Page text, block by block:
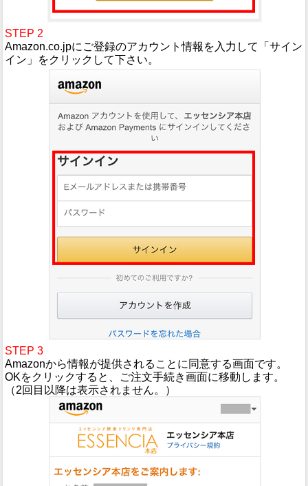
STEP 2
Amazon.co.jpにご登録のアカウント情報を入力して「サイン
イン」をクリックして下さい。
STEP 3
Amazonから情報が提供されることに同意する画面です。
OKをクリックすると、ご注文手続き画面に移動します。
（2回目以降は表示されません。）